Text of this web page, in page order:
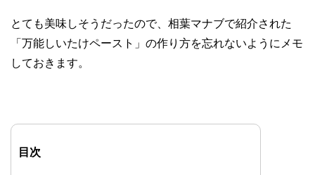
とても美味しそうだったので、相葉マナブで紹介された
「万能しいたけペースト」の作り方を忘れないようにメモ
しておきます。
目次